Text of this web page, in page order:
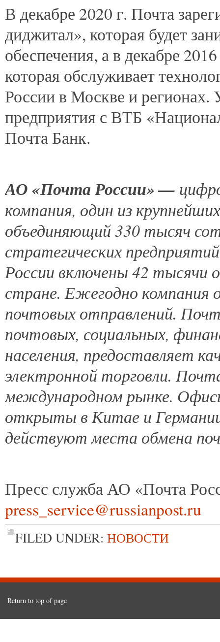
В декабре 2020 г. Почта
диджитал», которая будет
обеспечения, а в декабре
которая обслуживает
России в Москве и
предприятия с ВТБ
Почта Банк.
АО «Почта России» —
компания, один из
объединяющий 330 тысяч
стратегических
России включены 42 тысячи
стране. Ежегодно компания
почтовых отправлений.
почтовых, социальных,
населения, предоставляет
электронной торговли.
международном рынке.
открыты в Китае и
действуют места обмена
Пресс служба АО «Почта
press_service@russianpost.ru
FILED UNDER: НОВОСТИ
Return to top of page